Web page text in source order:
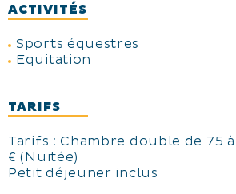
ACTIVITÉS
Sports équestres
Equitation
TARIFS
Tarifs : Chambre double de 75 à
€ (Nuitée)
Petit déjeuner inclus